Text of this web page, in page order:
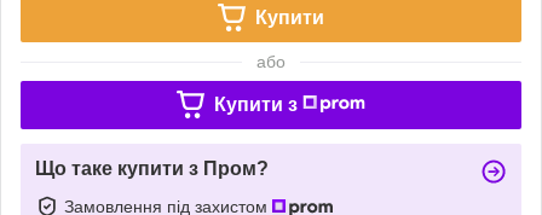
Купити
або
Купити з
Що таке купити з Пром?
Замовлення під захистом